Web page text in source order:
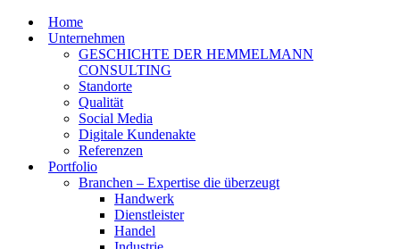
Home
Unternehmen
GESCHICHTE DER HEMMELMANN
CONSULTING
Standorte
Qualität
Social Media
Digitale Kundenakte
Referenzen
Portfolio
Branchen – Expertise die überzeugt
Handwerk
Dienstleister
Handel